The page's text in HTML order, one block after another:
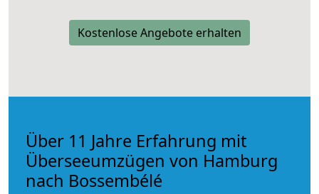
Kostenlose Angebote erhalten
Über 11 Jahre Erfahrung mit
Überseeumzügen von Hamburg
nach Bossembélé